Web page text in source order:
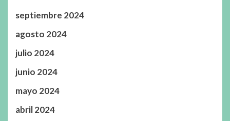
septiembre 2024
agosto 2024
julio 2024
junio 2024
mayo 2024
abril 2024